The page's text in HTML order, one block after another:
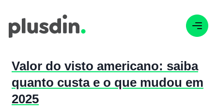
Valor do visto americano: saiba
quanto custa e o que mudou em
2025